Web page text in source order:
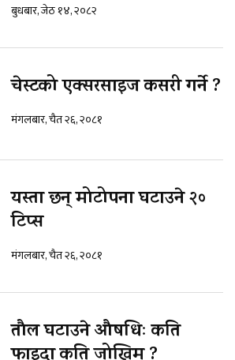
बुधबार, जेठ १४, २०८२
चेस्टको एक्सरसाइज कसरी गर्ने ?
मंगलबार, चैत २६, २०८१
यस्ता छन् मोटोपना घटाउने २०
टिप्स
मंगलबार, चैत २६, २०८१
तौल घटाउने औषधिः कति